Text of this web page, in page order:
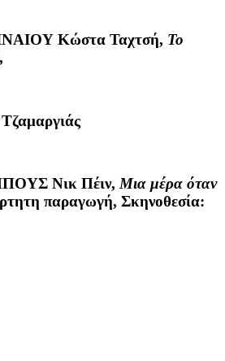
Κώστα Ταχτσή, Το
Νικ Πέιν,Μια μέρα όταν
παραγωγή, Σκηνοθεσία: